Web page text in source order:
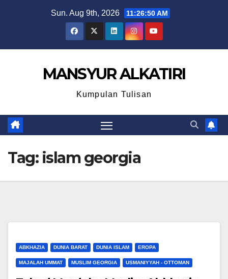
Sun. Aug 9th, 2026 11:26:50 AM
MANSYUR ALKATIRI
Kumpulan Tulisan
Tag: islam georgia
ABKHAZIA DUNIA BARAT DUNIA ISLAM EROPA
MAJALAH UMMAT MUSLIM GEORGIA USMANIYYAH - OTTOMAN